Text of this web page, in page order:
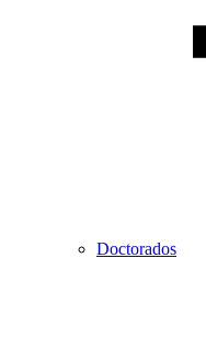
Doctorados